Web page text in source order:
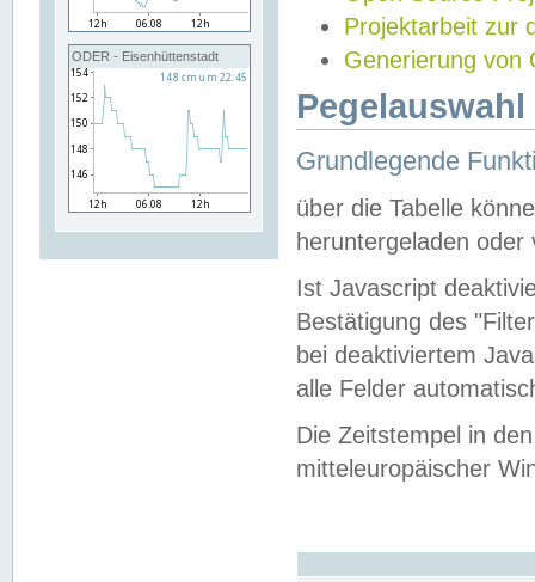
ODER - Eisenhüttenstadt
Projektarbeit zur
Generierung von
Grundlegende
über die Tabelle
heruntergeladen oder
Ist Javascript
Bestätigung des
bei deaktiviertem
alle Felder
Die Zeitstempel in
mitteleuropäischer